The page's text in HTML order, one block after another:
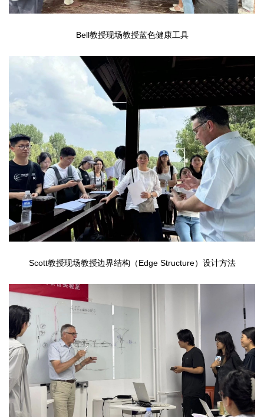
Bell教授现场教授蓝色健康工具
Scott教授现场教授边界结构（Edge Structure）设计方法